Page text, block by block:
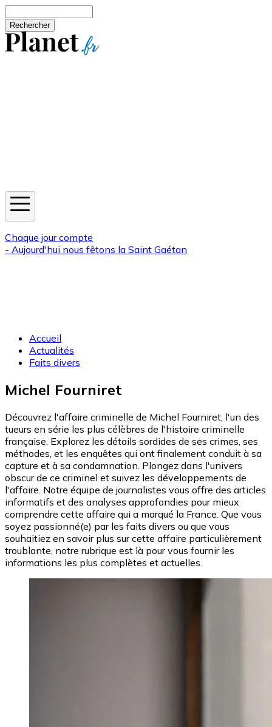
Chaque jour compte
- Aujourd'hui nous fêtons la Saint Gaétan
Accueil
Actualités
Faits divers
Michel Fourniret
Découvrez l'affaire criminelle de Michel Fourniret, l'un des
tueurs en série les plus célèbres de l'histoire criminelle
française. Explorez les détails sordides de ses crimes, ses
méthodes, et les enquêtes qui ont finalement conduit à sa
capture et à sa condamnation. Plongez dans l'univers
obscur de ce criminel et suivez les développements de
l'affaire. Notre équipe de journalistes vous offre des articles
informatifs et des analyses approfondies pour mieux
comprendre cette affaire qui a marqué la France. Que vous
soyez passionné(e) par les faits divers ou que vous
souhaitiez en savoir plus sur cette affaire particulièrement
troublante, notre rubrique est là pour vous fournir les
informations les plus complètes et actuelles.